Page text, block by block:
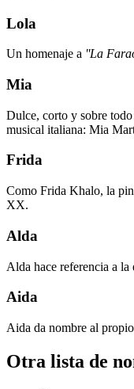
Lola
Un homenaje a ''La
Mia
Dulce, corto y sobre
musical italiana: Mia
Frida
Como Frida Khalo, la
XX.
Alda
Alda hace referencia a
Aida
Aida da nombre al
Otra lista de